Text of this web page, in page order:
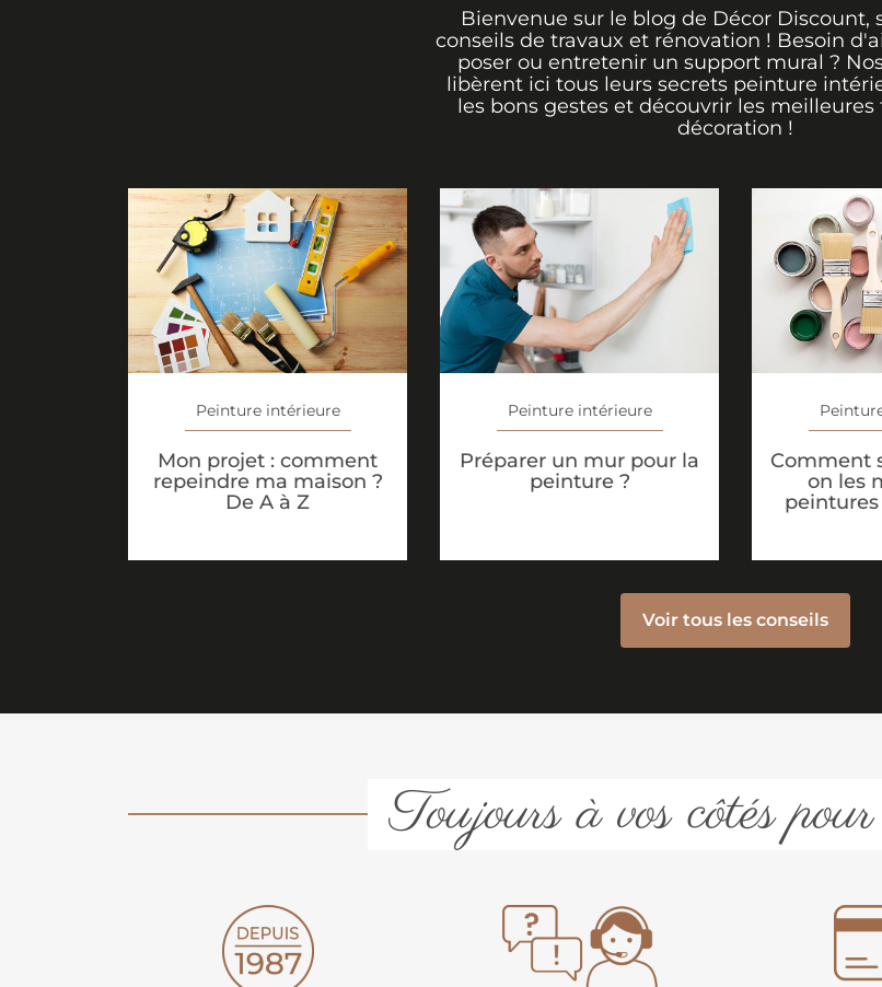
Bienvenue sur le blog de Décor Discount,
conseils de travaux et rénovation ! Besoin
poser ou entretenir un support mural ?
libèrent ici tous leurs secrets peinture
les bons gestes et découvrir les meilleures
décoration !
Peinture intérieure
Mon projet : comment
repeindre ma maison ?
De A à Z
Peinture intérieure
Préparer un mur pour la
peinture ?
Comment
on les
Voir tous les conseils
Toujours à vos côtés